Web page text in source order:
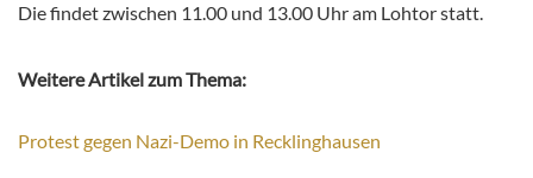
Die findet zwischen 11.00 und 13.00 Uhr am Lohtor statt.
Weitere Artikel zum Thema:
Protest gegen Nazi-Demo in Recklinghausen